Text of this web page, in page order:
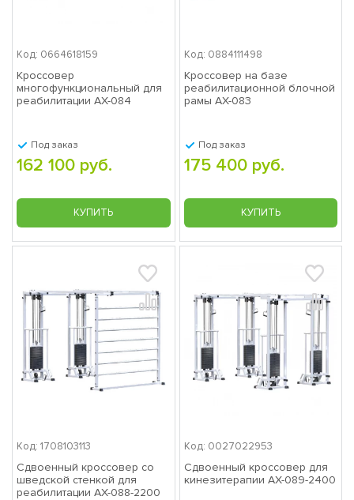
Код: 0664618159
Кроссовер
многофункциональный для
реабилитации AX-084
Под заказ
162 100 руб.
КУПИТЬ
Код: 0884111498
Кроссовер на базе
реабилитационной блочной
рамы AX-083
Под заказ
175 400 руб.
КУПИТЬ
Код: 1708103113
Сдвоенный кроссовер со
шведской стенкой для
реабилитации AX-088-2200
Код: 0027022953
Сдвоенный кроссовер для
кинезитерапии AX-089-2400